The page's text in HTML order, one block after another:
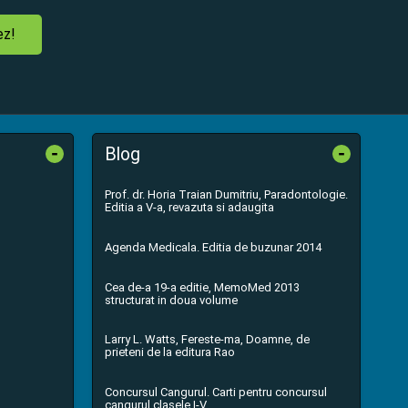
- Blog -
Prof. dr. Horia Traian Dumitriu, Paradontologie.
Editia a V-a, revazuta si adaugita
Agenda Medicala. Editia de buzunar 2014
Cea de-a 19-a editie, MemoMed 2013
structurat in doua volume
Larry L. Watts, Fereste-ma, Doamne, de
prieteni de la editura Rao
Concursul Cangurul. Carti pentru concursul
cangurul clasele I-V